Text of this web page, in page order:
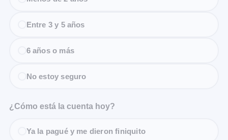
Entre 3 y 5 años
6 años o más
No estoy seguro
¿Cómo está la cuenta hoy?
Ya la pagué y me dieron finiquito